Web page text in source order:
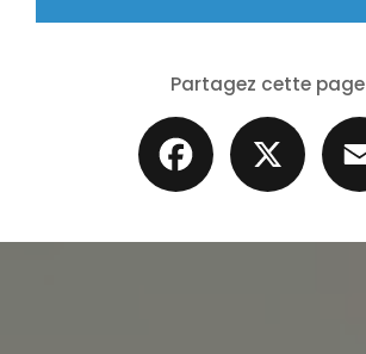
Partagez cette page
Facebook